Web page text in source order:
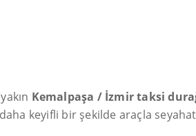
Kemalpaşa / İzmir taksi
keyifli bir şekilde araçla